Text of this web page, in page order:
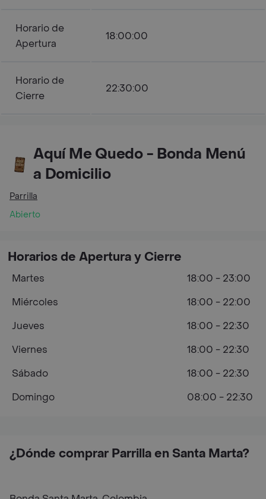
Horario de
Apertura
18:00:00
Horario de
Cierre
22:30:00
Aquí Me Quedo - Bonda Menú
a Domicilio
Parrilla
Abierto
¿Dónde comprar Parrilla en Santa Marta?
Horarios de Apertura y Cierre
Martes
18:00 - 23:00
Miércoles
18:00 - 22:00
Jueves
18:00 - 22:30
Viernes
18:00 - 22:30
Sábado
18:00 - 22:30
Domingo
08:00 - 22:30